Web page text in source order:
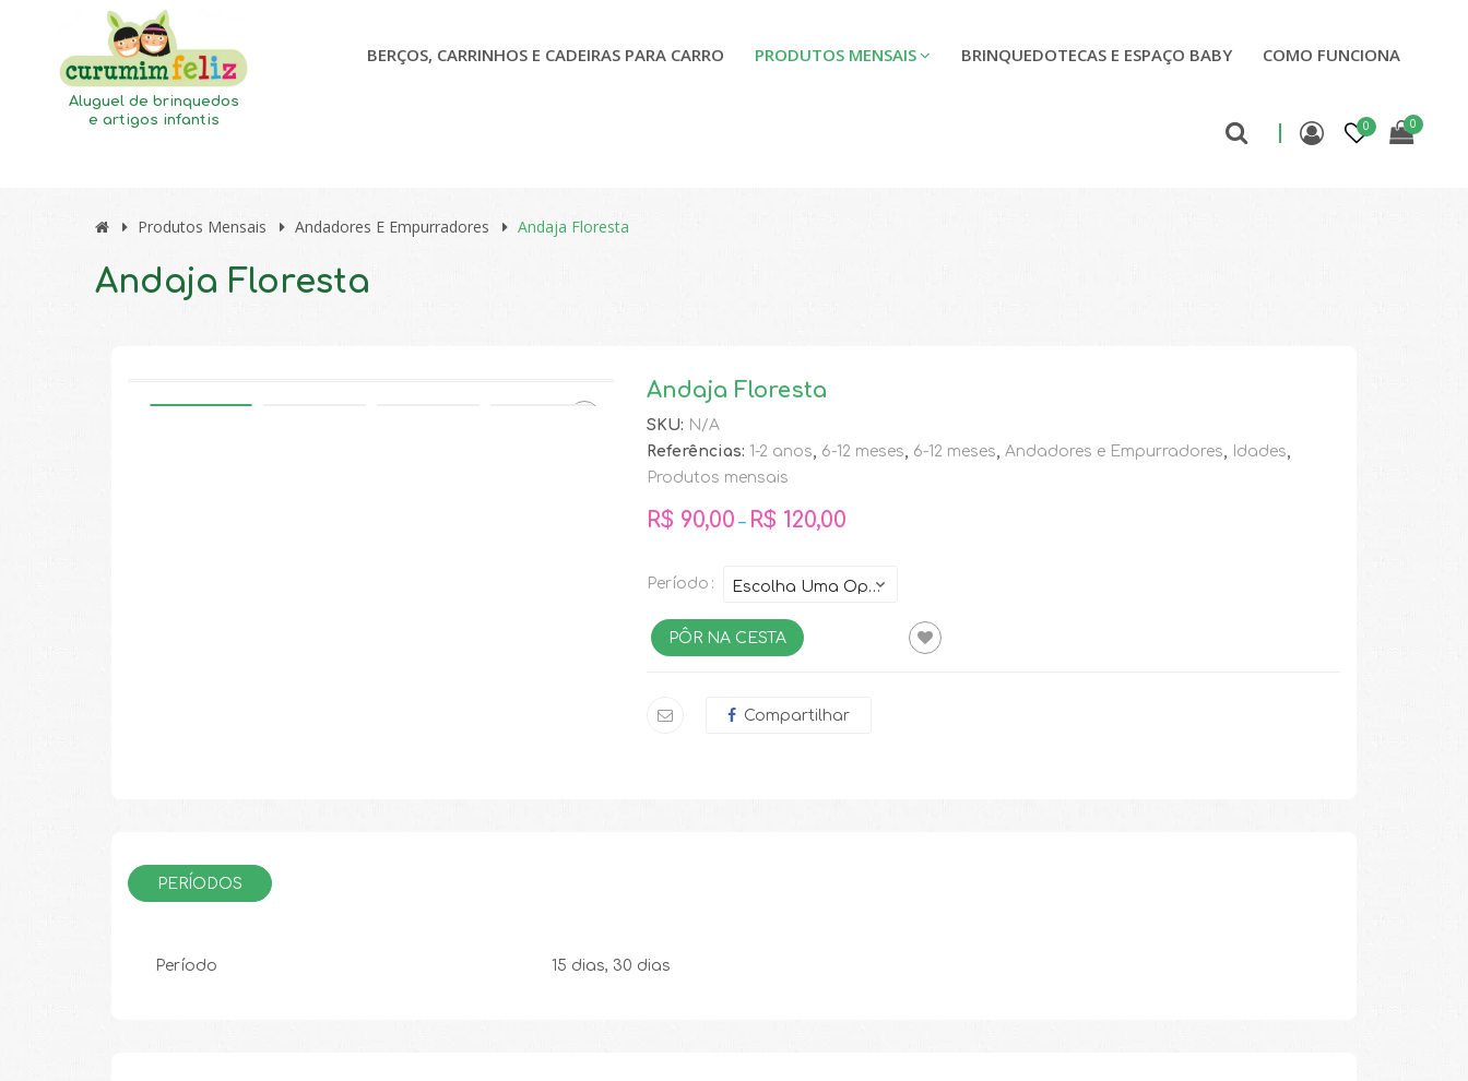
Aluguel de brinquedos
e artigos infantis
BERÇOS, CARRINHOS E CADEIRAS PARA CARRO PRODUTOS MENSAIS BRINQUEDOTECAS E ESPAÇO BABY COMO FUNCIONA
0 0
Produtos Mensais Andadores E Empurradores Andaja Floresta
Andaja Floresta
Andaja Floresta
SKU: N/A
Referências: 1-2 anos, 6-12 meses, 6-12 meses, Andadores e Empurradores, Idades,
Produtos mensais
R$ 90,00 – R$ 120,00
Período
PÔR NA CESTA
Compartilhar
PERÍODOS
Período 15 dias, 30 dias